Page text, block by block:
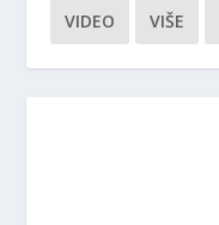
VIDEO VIŠE